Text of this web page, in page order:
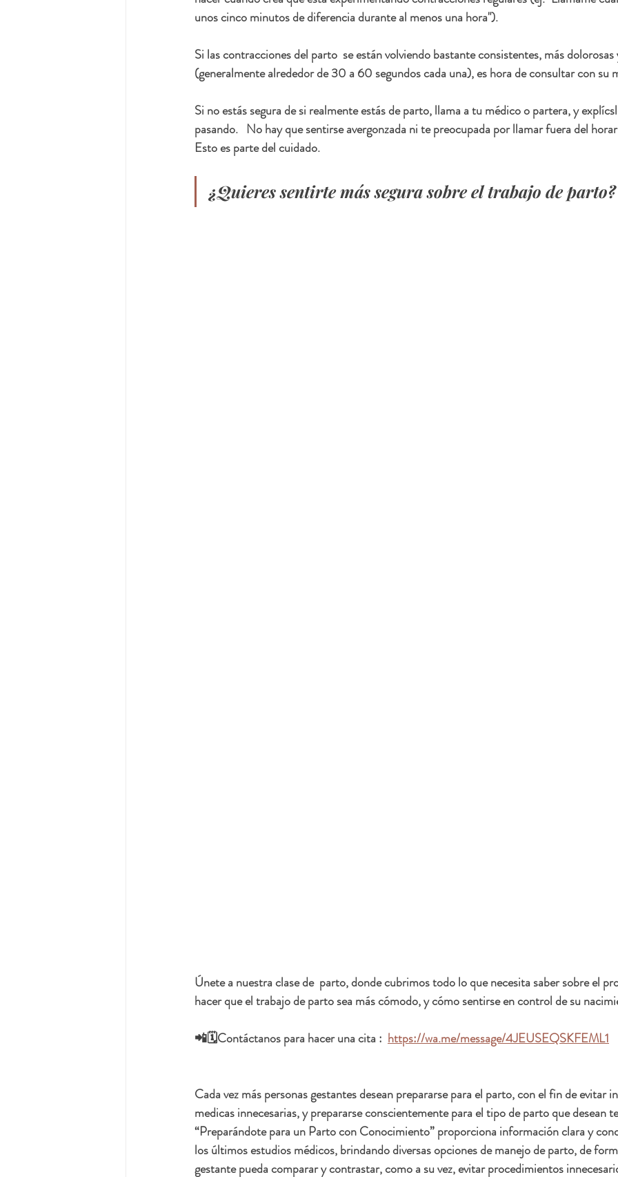
unos cinco minutos de diferencia durante al menos una hora").
Si las contracciones del parto  se están volviendo bastante consistentes, más
(generalmente alrededor de 30 a 60 segundos cada una), es hora de consultar con su
Si no estás segura de si realmente estás de parto, llama a tu médico o partera, y
pasando.   No hay que sentirse avergonzada ni te preocupada por llamar fuera del
Esto es parte del cuidado.
¿Quieres sentirte más segura sobre el trabajo de parto?
Únete a nuestra clase de  parto, donde cubrimos todo lo que necesita saber sobre el
hacer que el trabajo de parto sea más cómodo, y cómo sentirse en control de su
📲🗓️Contáctanos para hacer una cita : https://wa.me/message/4JEUSEQSKFEML1
Cada vez más personas gestantes desean prepararse para el parto, con el fin de evitar
medicas innecesarias, y prepararse conscientemente para el tipo de parto que desean
“Preparándote para un Parto con Conocimiento” proporciona información clara y
los últimos estudios médicos, brindando diversas opciones de manejo de parto, de
gestante pueda comparar y contrastar, como a su vez, evitar procedimientos